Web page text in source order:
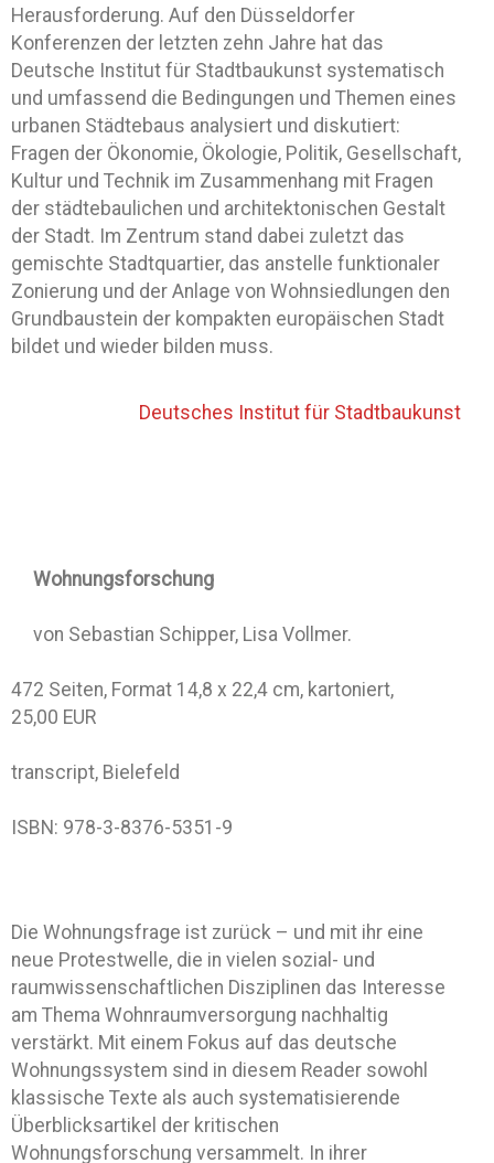
Herausforderung. Auf den Düsseldorfer
Konferenzen der letzten zehn Jahre hat das
Deutsche Institut für Stadtbaukunst systematisch
und umfassend die Bedingungen und Themen eines
urbanen Städtebaus analysiert und diskutiert:
Fragen der Ökonomie, Ökologie, Politik, Gesellschaft,
Kultur und Technik im Zusammenhang mit Fragen
der städtebaulichen und architektonischen Gestalt
der Stadt. Im Zentrum stand dabei zuletzt das
gemischte Stadtquartier, das anstelle funktionaler
Zonierung und der Anlage von Wohnsiedlungen den
Grundbaustein der kompakten europäischen Stadt
bildet und wieder bilden muss.
Deutsches Institut für Stadtbaukunst
Wohnungsforschung
von Sebastian Schipper, Lisa Vollmer.
472 Seiten, Format 14,8 x 22,4 cm, kartoniert,
25,00 EUR
transcript, Bielefeld
ISBN: 978-3-8376-5351-9
Die Wohnungsfrage ist zurück – und mit ihr eine
neue Protestwelle, die in vielen sozial- und
raumwissenschaftlichen Disziplinen das Interesse
am Thema Wohnraumversorgung nachhaltig
verstärkt. Mit einem Fokus auf das deutsche
Wohnungssystem sind in diesem Reader sowohl
klassische Texte als auch systematisierende
Überblicksartikel der kritischen
Wohnungsforschung versammelt. In ihrer